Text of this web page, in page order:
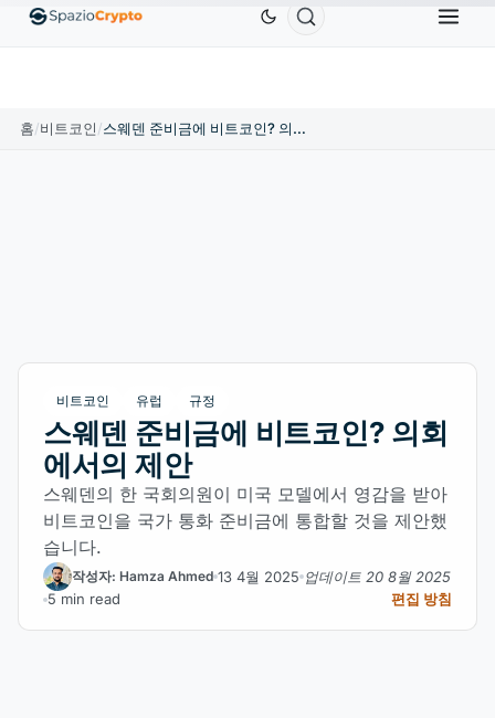
EthereumETHUS$1,880.58 TetherUSDT ↑0.00%
홈/비트코인/ 스웨덴 준비금에 비트코인? 의회에서의 제안
비트코인 유럽 규정
스웨덴 준비금에 비트코인? 의회
에서의 제안
스웨덴의 한 국회의원이 미국 모델에서 영감을 받아
비트코인을 국가 통화 준비금에 통합할 것을 제안했
습니다.
작성자: Hamza Ahmed 13 4월 2025 업데이트 20 8월 2025
5 min read
편집 방침